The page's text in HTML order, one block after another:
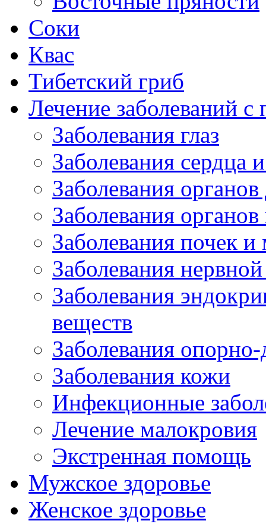
Соки
Квас
Тибетский гриб
Лечение заболеваний
Заболевания глаз
Заболевания сердца
Заболевания
Заболевания
Заболевания почек
Заболевания
Заболевания
веществ
Заболевания опорно-
Заболевания кожи
Инфекционные
Лечение малокровия
Экстренная помощь
Мужское здоровье
Женское здоровье